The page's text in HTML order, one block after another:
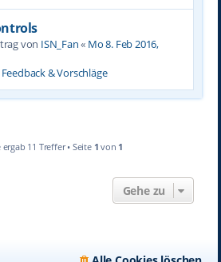
von ISN_Fan« Mo 8. Feb 2016,
Feedback & Vorschläge
ergab 11 Treffer • Seite 1 von 1
Gehe zu